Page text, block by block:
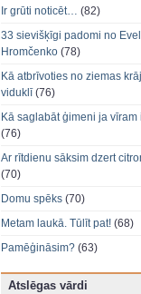
Ir grūti noticēt… (82)
33 sievišķīgi padomi no
Hromčenko (78)
Kā atbrīvoties no ziemas
viduklī(76)
Kā saglabāt ģimeni ja vīram
(76)
Ar rītdienu sāksim dzert
(70)
Domu spēks (70)
Metam laukā. Tūlīt pat! (68)
Pamēģināsim? (63)
Atslēgas vārdi